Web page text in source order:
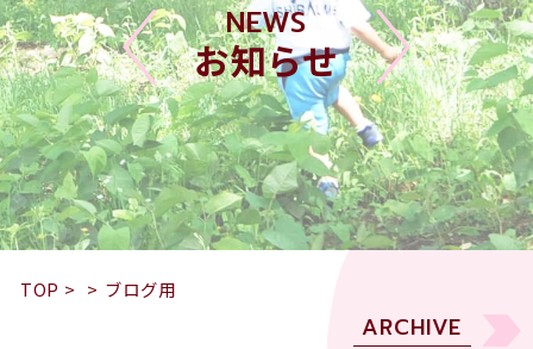
NEWS
お知らせ
TOP > > ブログ用
ARCHIVE